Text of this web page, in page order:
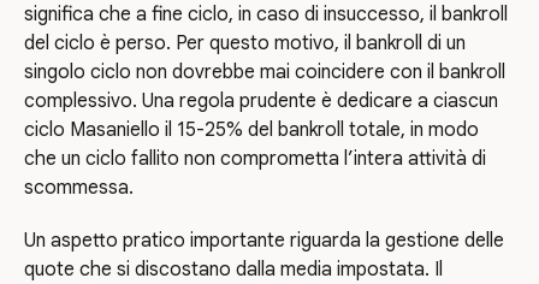
significa che a fine ciclo, in caso di insuccesso, il bankroll
del ciclo è perso. Per questo motivo, il bankroll di un
singolo ciclo non dovrebbe mai coincidere con il bankroll
complessivo. Una regola prudente è dedicare a ciascun
ciclo Masaniello il 15-25% del bankroll totale, in modo
che un ciclo fallito non comprometta l’intera attività di
scommessa.
Un aspetto pratico importante riguarda la gestione delle
quote che si discostano dalla media impostata. Il